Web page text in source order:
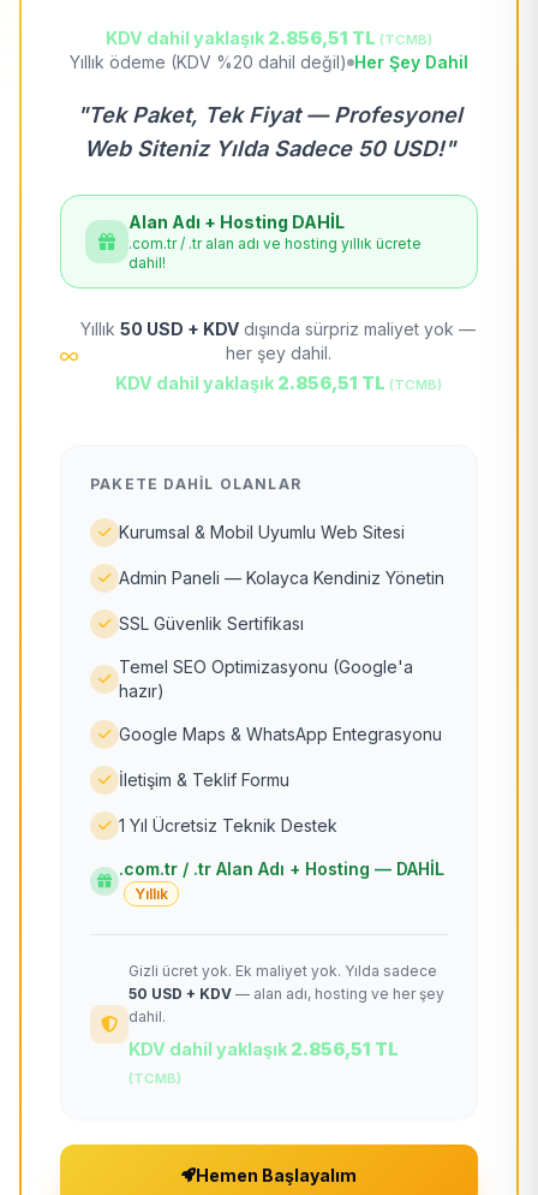
KDV dahil yaklaşık 2.856,51 TL (TCMB)
Yıllık ödeme (KDV %20 dahil değil) Her Şey Dahil
"Tek Paket, Tek Fiyat — Profesyonel
Web Siteniz Yılda Sadece 50 USD!"
Alan Adı + Hosting DAHİL
.com.tr / .tr alan adı ve hosting yıllık ücrete
dahil!
Yıllık 50 USD + KDV dışında sürpriz maliyet yok —
her şey dahil.
KDV dahil yaklaşık 2.856,51 TL (TCMB)
PAKETE DAHIL OLANLAR
Kurumsal & Mobil Uyumlu Web Sitesi
Admin Paneli — Kolayca Kendiniz Yönetin
SSL Güvenlik Sertifikası
Temel SEO Optimizasyonu (Google'a
hazır)
Google Maps & WhatsApp Entegrasyonu
İletişim & Teklif Formu
1 Yıl Ücretsiz Teknik Destek
.com.tr / .tr Alan Adı + Hosting — DAHİL
Yıllık
Gizli ücret yok. Ek maliyet yok. Yılda sadece
50 USD + KDV — alan adı, hosting ve her şey
dahil.
KDV dahil yaklaşık 2.856,51 TL
(TCMB)
Hemen Başlayalım